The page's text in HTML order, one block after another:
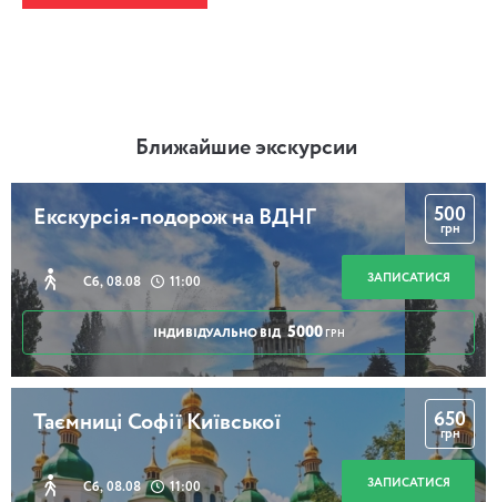
Ближайшие экскурсии
Екскурсія-подорож на ВДНГ
Сб, 08.08 11:00
500
грн
ЗАПИСАТИСЯ
ІНДИВІДУАЛЬНО ВІД 5000 ГРН
Таємниці Софії Київської
Сб, 08.08 11:00
650
грн
ЗАПИСАТИСЯ